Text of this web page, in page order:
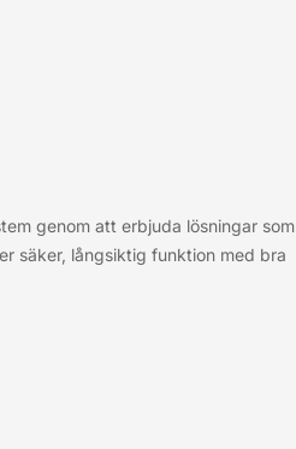
genom att erbjuda lösningar som
säker, långsiktig funktion med bra